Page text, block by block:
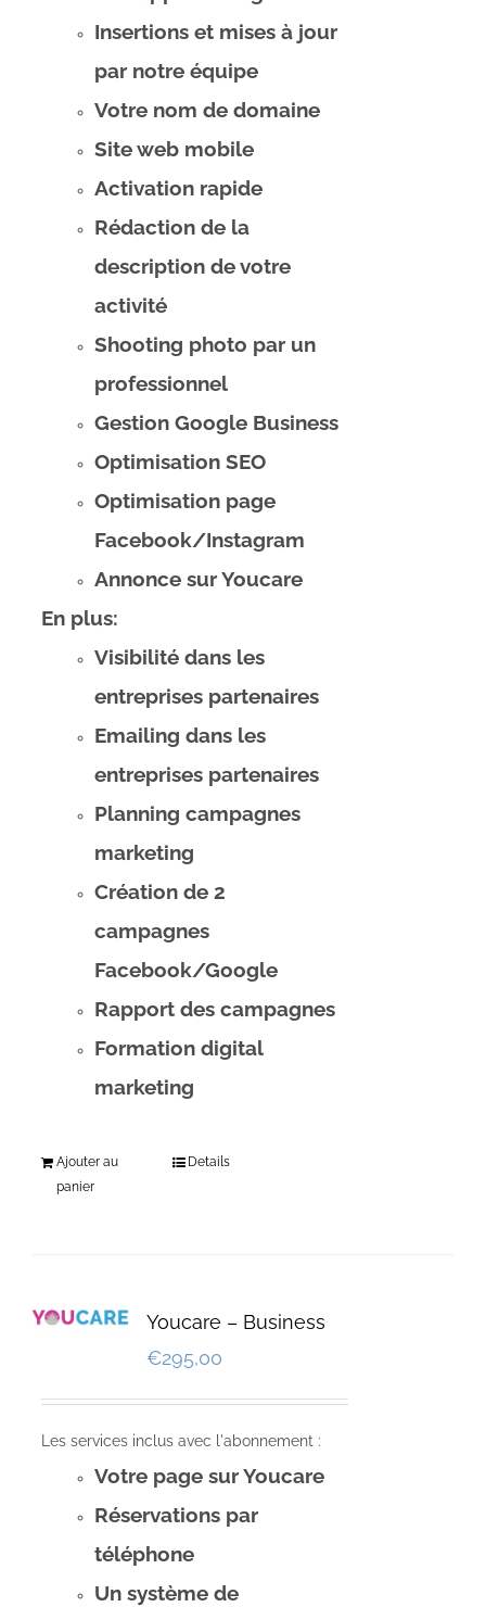
Insertions et mises à jour
par notre équipe
Votre nom de domaine
Site web mobile
Activation rapide
Rédaction de la
description de votre
activité
Shooting photo par un
professionnel
Gestion Google Business
Optimisation SEO
Optimisation page
Facebook/Instagram
Annonce sur Youcare
En plus:
Visibilité dans les
entreprises partenaires
Emailing dans les
entreprises partenaires
Planning campagnes
marketing
Création de 2
campagnes
Facebook/Google
Rapport des campagnes
Formation digital
marketing
Ajouter au
panier
Details
Youcare – Business
€295,00
Les services inclus avec l'abonnement :
Votre page sur Youcare
Réservations par
téléphone
Un système de